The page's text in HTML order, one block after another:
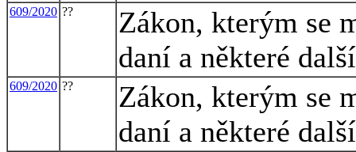
609/2020 ??
Zákon, kterým se
daní a některé
609/2020 ??
Zákon, kterým se
daní a některé